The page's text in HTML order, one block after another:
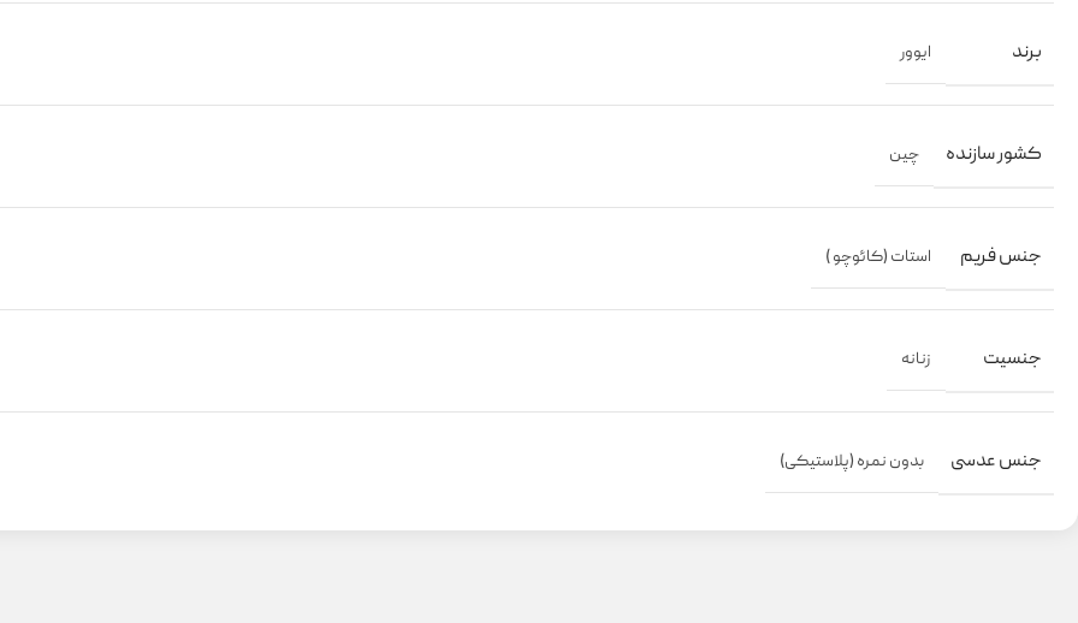
برند ایوور
کشور سازنده چین
جنس فریم استات (کائوچو )
جنسیت زنانه
جنس عدسی بدون نمره (پلاستیکی)